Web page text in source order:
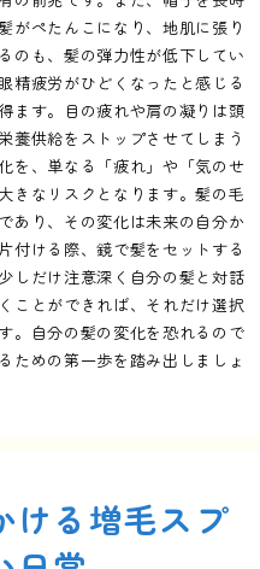
がぺたんこになり、地肌に張り
のも、髪の弾力性が低下してい
精疲労がひどくなったと感じる
ます。目の疲れや肩の凝りは頭
養供給をストップさせてしまう
を、単なる「疲れ」や「気のせ
きなリスクとなります。髪の毛
あり、その変化は未来の自分か
付ける際、鏡で髪をセットする
しだけ注意深く自分の髪と対話
ことができれば、それだけ選択
。自分の髪の変化を恐れるので
ための第一歩を踏み出しましょ
ける増毛スプ